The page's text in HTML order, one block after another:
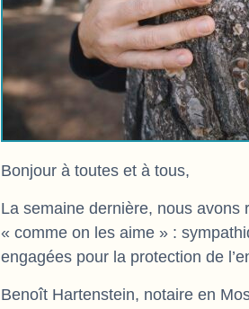
Bonjour à toutes et à tous,
La semaine dernière, nous avons
« comme on les aime » :
engagées pour la protection de
Benoît Hartenstein, notaire en